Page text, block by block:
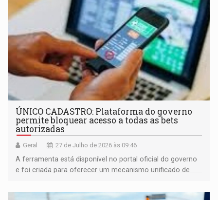
ÚNICO CADASTRO: Plataforma do governo
permite bloquear acesso a todas as bets
autorizadas
Geral 27 de Julho de 2026 às 09:46
A ferramenta está disponível no portal oficial do governo
e foi criada para oferecer um mecanismo unificado de